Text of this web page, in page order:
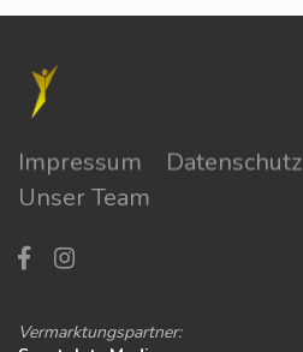
Impressum Datenschutz
Unser Team
Vermarktungspartner: